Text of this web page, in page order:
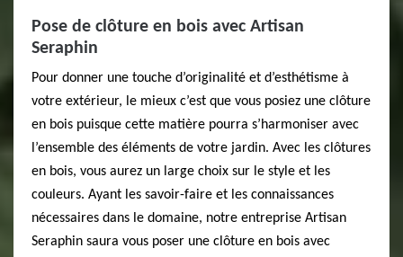
Pose de clôture en bois avec Artisan
Seraphin
Pour donner une touche d’originalité et d’esthétisme à
votre extérieur, le mieux c’est que vous posiez une clôture
en bois puisque cette matière pourra s’harmoniser avec
l’ensemble des éléments de votre jardin. Avec les clôtures
en bois, vous aurez un large choix sur le style et les
couleurs. Ayant les savoir-faire et les connaissances
nécessaires dans le domaine, notre entreprise Artisan
Seraphin saura vous poser une clôture en bois avec